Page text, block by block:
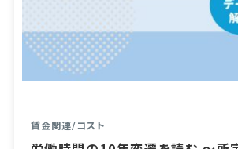
賃金関連/コスト